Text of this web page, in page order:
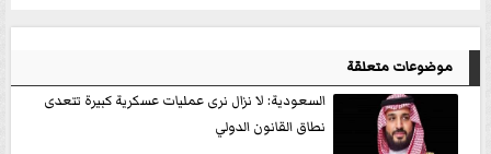
موضوعات متعلقة
السعودية: لا نزال نرى عمليات عسكرية كبيرة تتعدى
نطاق القانون الدولي